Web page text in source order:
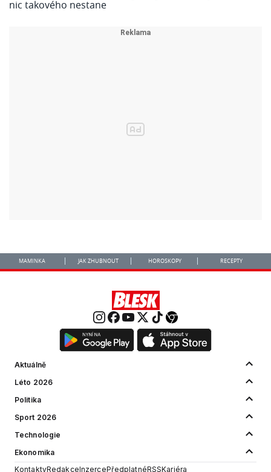
MAMINKA JAK ZHUBNOUT HOROSKOPY RECEPTY
Aktuálně
Léto 2026
Politika
Sport 2026
Technologie
Ekonomika
KontaktyRedakceInzercePředplatnéRSSKariéra